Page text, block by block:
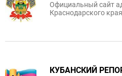
Официальный сайт
Краснодарского края
КУБАНСКИЙ